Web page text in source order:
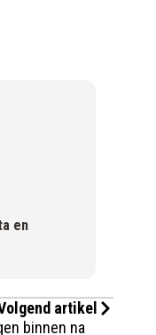
en
artikel
binnen na